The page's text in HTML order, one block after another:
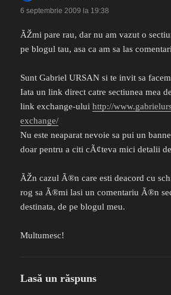
6 septembrie 2009 la 19:38
ÃŽmi pare rau, dar nu am vazut o
pe blogul tau, asa ca am sa las
Sunt Gabriel URSAN si te invit sa
Iata un link direct catre sectiunea mea
link exchange-uluihttp://
exchange/
Nu este neaparat nevoie sa pui un
doar pentru a citi cÃ¢teva mici detalii
ÃŽn cazul Ã®n care esti deacord cu
rog sa Ã®mi lasi un comentariu Ã®n
destinata, de pe blogul meu.
Multumesc!
Lasă un răspuns